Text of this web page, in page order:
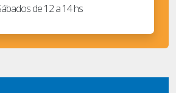
de 12 a 14 hs